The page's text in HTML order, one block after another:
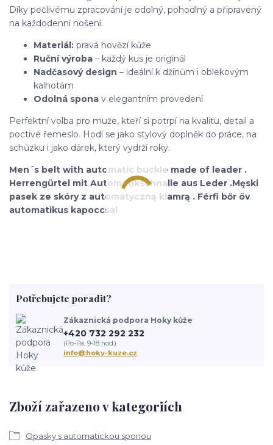
Díky pečlivému zpracování je odolný, pohodlný a připravený
na každodenní nošení.
Materiál: pravá hovězí kůže
Ruční výroba – každý kus je originál
Nadčasový design – ideální k džínům i oblekovým
kalhotám
Odolná spona v elegantním provedení
Perfektní volba pro muže, kteří si potrpí na kvalitu, detail a
poctivé řemeslo. Hodí se jako stylový doplněk do práce, na
schůzku i jako dárek, který vydrží roky.
Men´s belt with automatic buckle made of leader .
Herrengürtel mit Automatikschnalle aus Leder .Męski
pasek ze skóry z automatyczną klamrą . Férfi bőr öv
automatikus kapoccsal
Zboží zařazeno v kategoriích
Opasky s automatickou sponou
Potřebujete poradit?
Zákaznická podpora Hoky kůže
+420 732 292 232
(Po-Pá, 9-18 hod.)
info@hoky-kuze.cz